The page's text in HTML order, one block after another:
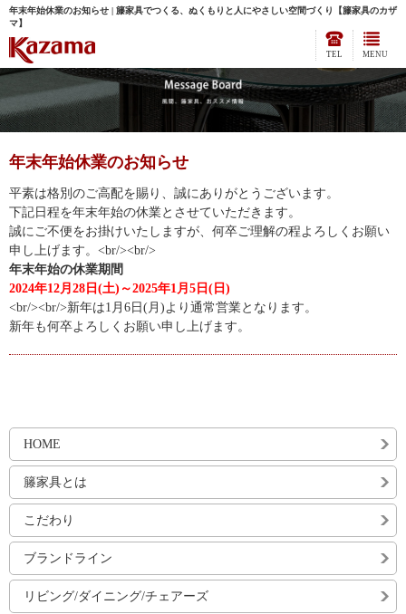
年末年始休業のお知らせ | 籐家具でつくる、ぬくもりと人にやさしい空間づくり【籐家具のカザ
マ】
MENU
TEL
年末年始休業のお知らせ
平素は格別のご高配を賜り、誠にありがとうございます。
下記日程を年末年始の休業とさせていただきます。
誠にご不便をお掛けいたしますが、何卒ご理解の程よろしくお願い
申し上げます。<br/><br/>
年末年始の休業期間
2024年12月28日(土)～2025年1月5日(日)
<br/><br/>新年は1月6日(月)より通常営業となります。
新年も何卒よろしくお願い申し上げます。
HOME
籐家具とは
こだわり
ブランドライン
リビング/ダイニング/チェアーズ